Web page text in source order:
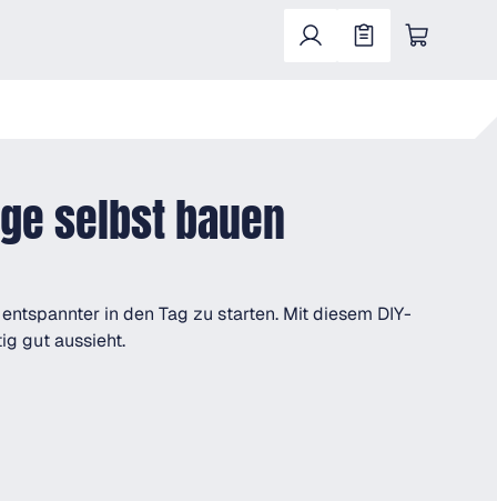
Warenkorb enthält 0 Positionen. Der
selbst bauen
in den Tag zu starten. Mit diesem DIY-
gut aussieht.